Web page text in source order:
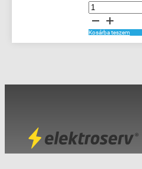
Guardmaster
Lifeline
Cable
Pull
Switch
mennyiség
Kosárba teszem